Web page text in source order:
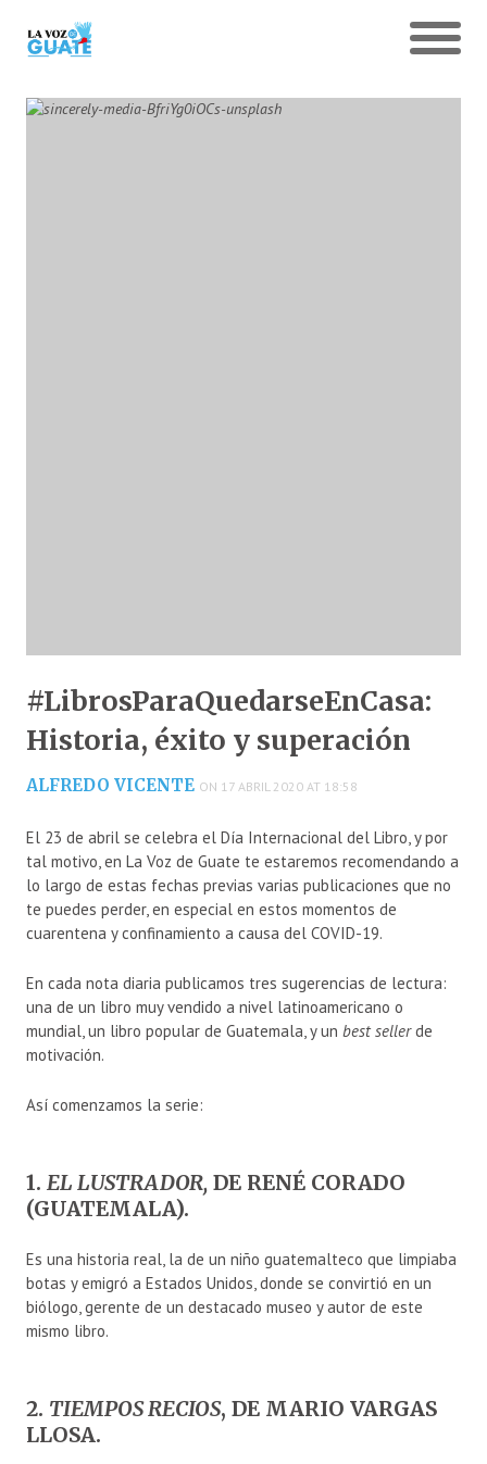
#LibrosParaQuedarseEnCasa:
Historia, éxito y superación
ALFREDO VICENTE ON 17 ABRIL 2020 AT 18:58
El 23 de abril se celebra el Día Internacional del Libro, y por
tal motivo, en La Voz de Guate te estaremos recomendando a
lo largo de estas fechas previas varias publicaciones que no
te puedes perder, en especial en estos momentos de
cuarentena y confinamiento a causa del COVID-19.
En cada nota diaria publicamos tres sugerencias de lectura:
una de un libro muy vendido a nivel latinoamericano o
mundial, un libro popular de Guatemala, y un best sellerde
motivación.
Así comenzamos la serie:
1. EL LUSTRADOR, DE RENÉ CORADO
(GUATEMALA).
Es una historia real, la de un niño guatemalteco que limpiaba
botas y emigró a Estados Unidos, donde se convirtió en un
biólogo, gerente de un destacado museo y autor de este
mismo libro.
2. TIEMPOS RECIOS, DE MARIO VARGAS
LLOSA.